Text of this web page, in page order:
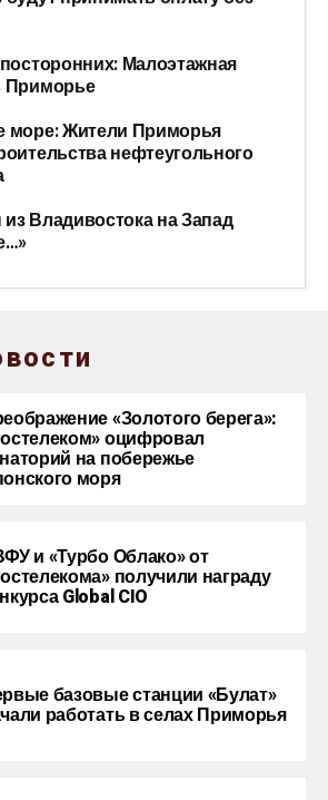
Малоэтажная
Приморье
море: Жители Приморья
нефтеугольного
Владивостока на Запад
«Золотого берега»:
оцифровал
на побережье
моря
и «Турбо Облако» от
получили награду
Global CIO
базовые станции «Булат»
работать в селах Приморья